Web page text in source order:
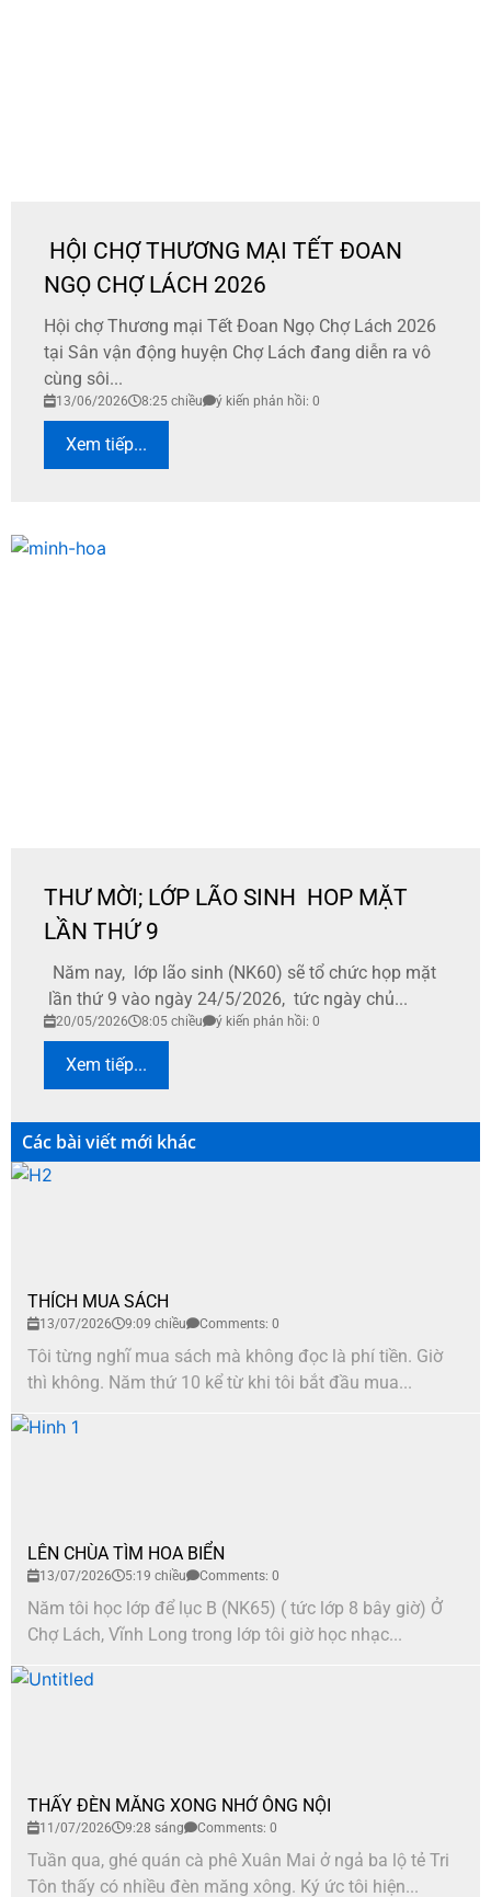
HỘI CHỢ THƯƠNG MẠI TẾT ĐOAN
NGỌ CHỢ LÁCH 2026
​Hội chợ Thương mại Tết Đoan Ngọ Chợ Lách 2026
tại Sân vận động huyện Chợ Lách đang diễn ra vô
cùng sôi...
13/06/2026 8:25 chiều ý kiến phản hồi: 0
Xem tiếp...
THƯ MỜI; LỚP LÃO SINH HOP MẶT
LẦN THỨ 9
Năm nay, lớp lão sinh (NK60) sẽ tổ chức họp mặt
lần thứ 9 vào ngày 24/5/2026, tức ngày chủ...
20/05/2026 8:05 chiều ý kiến phản hồi: 0
Xem tiếp...
Các bài viết mới khác
THÍCH MUA SÁCH
13/07/2026 9:09 chiều Comments: 0
Tôi từng nghĩ mua sách mà không đọc là phí tiền. Giờ
thì không. Năm thứ 10 kể từ khi tôi bắt đầu mua...
LÊN CHÙA TÌM HOA BIỂN
13/07/2026 5:19 chiều Comments: 0
Năm tôi học lớp để lục B (NK65) ( tức lớp 8 bây giờ) Ở
Chợ Lách, Vĩnh Long trong lớp tôi giờ học nhạc...
THẤY ĐÈN MĂNG XONG NHỚ ÔNG NỘI
11/07/2026 9:28 sáng Comments: 0
Tuần qua, ghé quán cà phê Xuân Mai ở ngả ba lộ tẻ Tri
Tôn thấy có nhiều đèn măng xông. Ký ức tôi hiện...